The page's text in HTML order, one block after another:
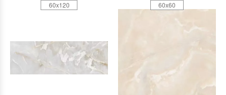
60x120 60x60